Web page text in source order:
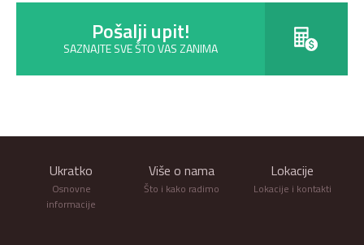
Pošalji upit!
SAZNAJTE SVE ŠTO VAS ZANIMA
Ukratko
Osnovne
informacije
Više o nama
Što i kako radimo
Lokacije
Lokacije i kontakti